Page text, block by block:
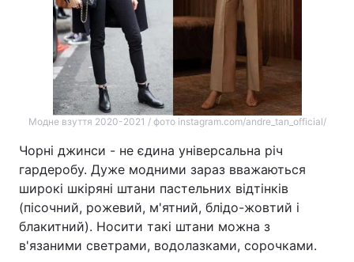
Модне взуття 2020-2021 / фото instagram.com/andre_tan_official/
Чорні джинси - не єдина універсальна річ
гардеробу. Дуже модними зараз вважаються
широкі шкіряні штани пастельних відтінків
(пісочний, рожевий, м'ятний, блідо-жовтий і
блакитний). Носити такі штани можна з
в'язаними светрами, водолазками, сорочками.